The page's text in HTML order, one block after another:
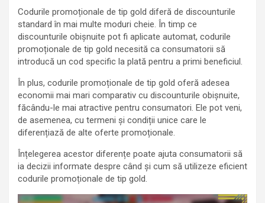
Codurile promoționale de tip gold diferă de discounturile
standard în mai multe moduri cheie. În timp ce
discounturile obișnuite pot fi aplicate automat, codurile
promoționale de tip gold necesită ca consumatorii să
introducă un cod specific la plată pentru a primi beneficiul.
În plus, codurile promoționale de tip gold oferă adesea
economii mai mari comparativ cu discounturile obișnuite,
făcându-le mai atractive pentru consumatori. Ele pot veni,
de asemenea, cu termeni și condiții unice care le
diferențiază de alte oferte promoționale.
Înțelegerea acestor diferențe poate ajuta consumatorii să
ia decizii informate despre când și cum să utilizeze eficient
codurile promoționale de tip gold.